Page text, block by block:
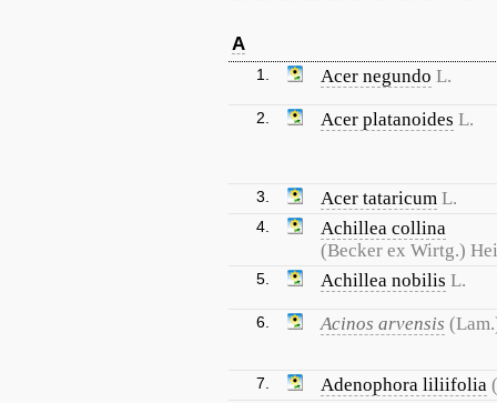
A
1. Acer negundo L.
2. Acer platanoides L.
3. Acer tataricum L.
4.
Achillea collina
(Becker ex Wirtg.)
5. Achillea nobilis L.
6. Acinos arvensis
7. Adenophora liliifolia